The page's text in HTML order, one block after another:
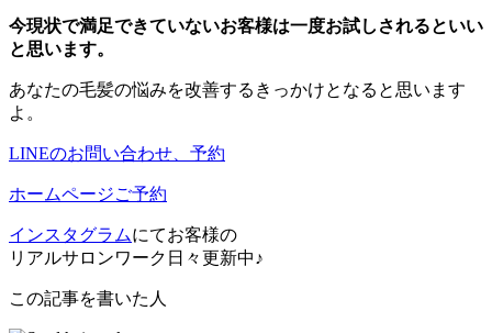
今現状で満足できていないお客様は一度お試しされるといい
と思います。
あなたの毛髪の悩みを改善するきっかけとなると思います
よ。
LINEのお問い合わせ、予約
ホームページご予約
インスタグラムにてお客様の
リアルサロンワーク日々更新中♪
この記事を書いた人